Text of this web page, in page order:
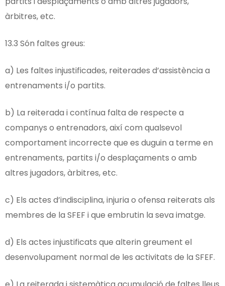
àrbitres, etc.
13.3 Són faltes greus:
a) Les faltes injustificades, reiterades d’assistència a
entrenaments i/o partits.
b) La reiterada i contínua falta de respecte a
companys o entrenadors, així com qualsevol
comportament incorrecte que es duguin a terme en
entrenaments, partits i/o desplaçaments o amb
altres jugadors, àrbitres, etc.
c) Els actes d’indisciplina, injuria o ofensa reiterats als
membres de la SFEF i que embrutin la seva imatge.
d) Els actes injustificats que alterin greument el
desenvolupament normal de les activitats de la SFEF.